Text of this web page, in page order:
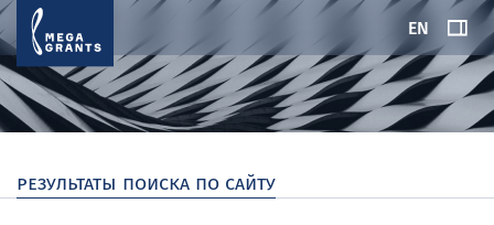
EN
результаты поиска по сайту